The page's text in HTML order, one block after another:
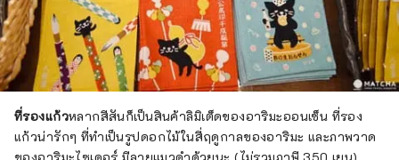
ที่รองแก้วหลากสีสันก็เป็นสินค้าลิมิเต็ดของอาริมะออนเซ็น ที่รอง
แก้วน่ารักๆ ที่ทำเป็นรูปดอกไม้ในสี่ฤดูกาลของอาริมะ และภาพวาด